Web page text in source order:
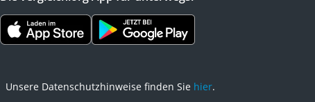
Unsere Datenschutzhinweise finden Sie hier.